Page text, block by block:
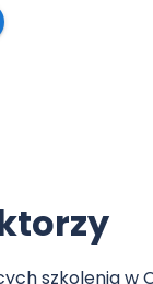
szkolenia w